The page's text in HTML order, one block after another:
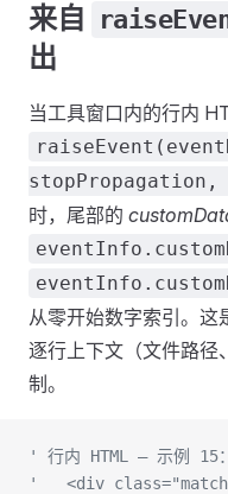
来自
出
当工具窗口内的行内
时，尾部的
从零开始数字索引。
逐行上下文（文件路径
制。
' 行内 HTML — 示例 15：
'   <div